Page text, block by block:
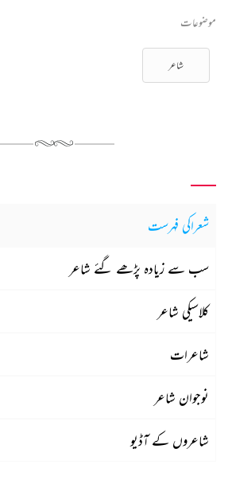
موضوعات
شاعر
شعراکی فہرست
سب سے زیادہ پڑھے گئے شاعر
کلاسیکی شاعر
شاعرات
نوجوان شاعر
شاعروں کے آڈیو